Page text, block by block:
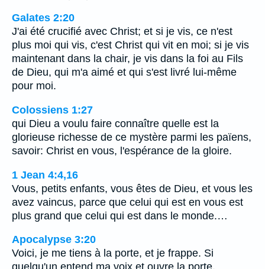
Galates 2:20
J'ai été crucifié avec Christ; et si je vis, ce n'est
plus moi qui vis, c'est Christ qui vit en moi; si je vis
maintenant dans la chair, je vis dans la foi au Fils
de Dieu, qui m'a aimé et qui s'est livré lui-même
pour moi.
Colossiens 1:27
qui Dieu a voulu faire connaître quelle est la
glorieuse richesse de ce mystère parmi les païens,
savoir: Christ en vous, l'espérance de la gloire.
1 Jean 4:4,16
Vous, petits enfants, vous êtes de Dieu, et vous les
avez vaincus, parce que celui qui est en vous est
plus grand que celui qui est dans le monde.…
Apocalypse 3:20
Voici, je me tiens à la porte, et je frappe. Si